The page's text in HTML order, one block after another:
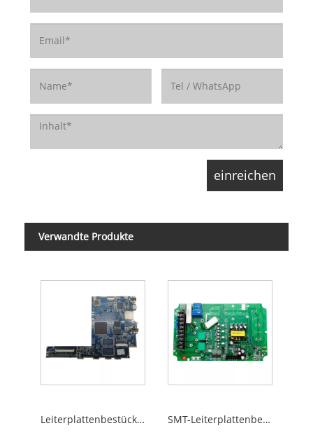
Verwandte Produkte
Leiterplattenbestückung SMT-Leiterplattenbestückung